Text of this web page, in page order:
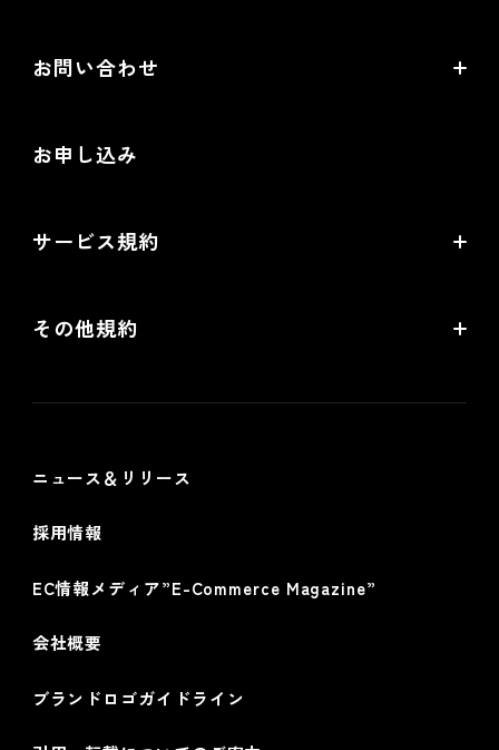
EC制作パートナー一覧
お問い合わせ
導入検討Webミーティング
お申し込み
サービス規約
futureshop omni-channelサービス規約
その他規約
ニュース＆リリース
採用情報
EC情報メディア”E-Commerce Magazine”
会社概要
ブランドロゴガイドライン